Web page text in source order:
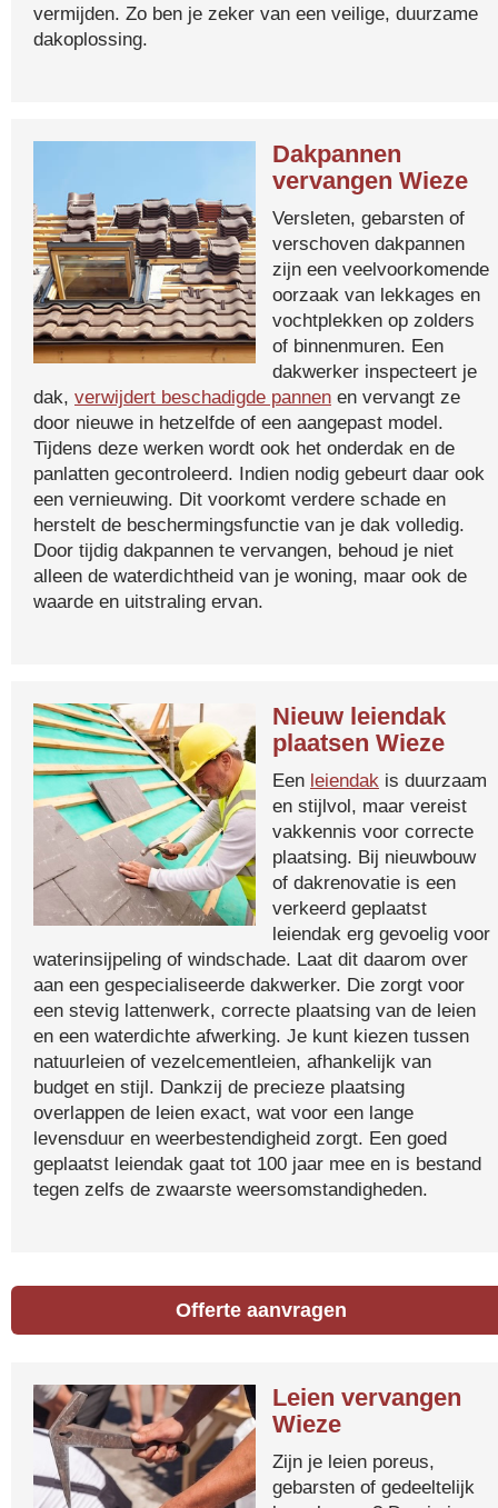
vermijden. Zo ben je zeker van een veilige, duurzame
dakoplossing.
Dakpannen
vervangen Wieze
Versleten, gebarsten of
verschoven dakpannen
zijn een veelvoorkomende
oorzaak van lekkages en
vochtplekken op zolders
of binnenmuren. Een
dakwerker inspecteert je
dak, verwijdert beschadigde pannen en vervangt ze
door nieuwe in hetzelfde of een aangepast model.
Tijdens deze werken wordt ook het onderdak en de
panlatten gecontroleerd. Indien nodig gebeurt daar ook
een vernieuwing. Dit voorkomt verdere schade en
herstelt de beschermingsfunctie van je dak volledig.
Door tijdig dakpannen te vervangen, behoud je niet
alleen de waterdichtheid van je woning, maar ook de
waarde en uitstraling ervan.
Nieuw leiendak
plaatsen Wieze
Een leiendak is duurzaam
en stijlvol, maar vereist
vakkennis voor correcte
plaatsing. Bij nieuwbouw
of dakrenovatie is een
verkeerd geplaatst
leiendak erg gevoelig voor
waterinsijpeling of windschade. Laat dit daarom over
aan een gespecialiseerde dakwerker. Die zorgt voor
een stevig lattenwerk, correcte plaatsing van de leien
en een waterdichte afwerking. Je kunt kiezen tussen
natuurleien of vezelcementleien, afhankelijk van
budget en stijl. Dankzij de precieze plaatsing
overlappen de leien exact, wat voor een lange
levensduur en weerbestendigheid zorgt. Een goed
geplaatst leiendak gaat tot 100 jaar mee en is bestand
tegen zelfs de zwaarste weersomstandigheden.
Offerte aanvragen
Leien vervangen
Wieze
Zijn je leien poreus,
gebarsten of gedeeltelijk